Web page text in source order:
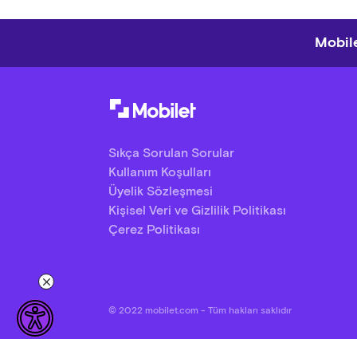
Sıkça Sorulan Sorular
Kullanım Koşulları
Üyelik Sözleşmesi
Kişisel Veri ve Gizlilik Politikası
Çerez Politikası
© 2022 mobilet.com - Tüm hakları saklıdır